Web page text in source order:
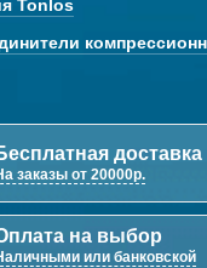
Tonlos
доставка
заказы от 20000р.
на выбор
или банковской